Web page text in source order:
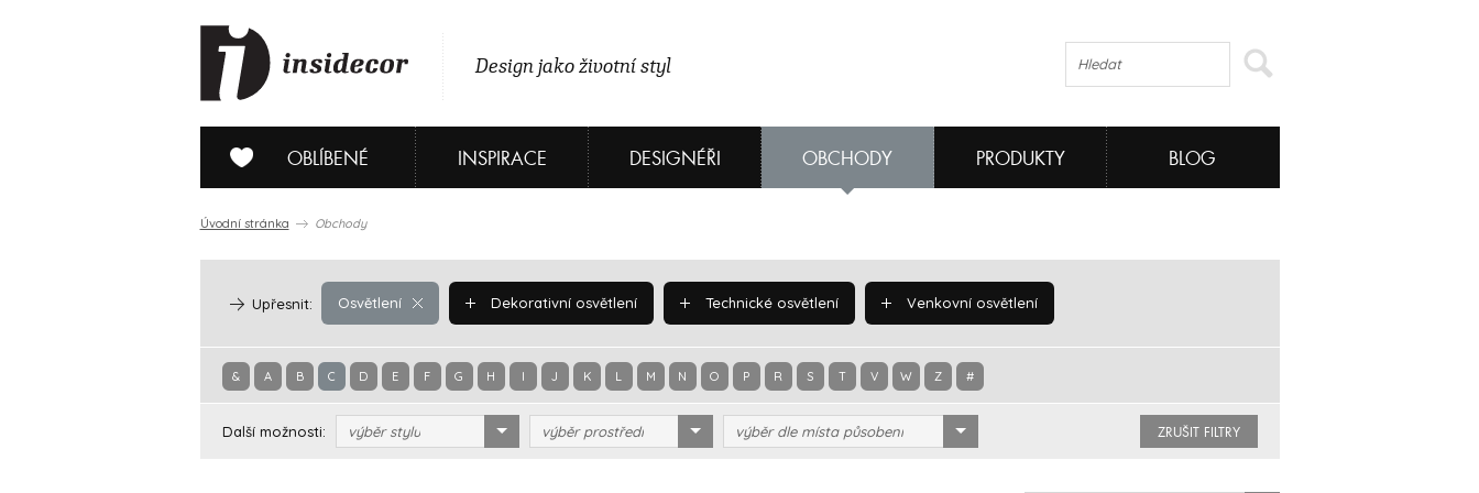
Design jako životní styl
OBLÍBENÉ INSPIRACE DESIGNÉŘI OBCHODY PRODUKTY BLOG
Úvodní stránka Obchody
Osvětlení
Upřesnit: Dekorativní osvětlení Technické osvětlení Venkovní osvětlení
& A B C D E F G H I J K L M N O P R S T V W Z #
Další možnosti: výběr stylu výběr prostředí výběr dle místa působení ZRUŠIT FILTRY